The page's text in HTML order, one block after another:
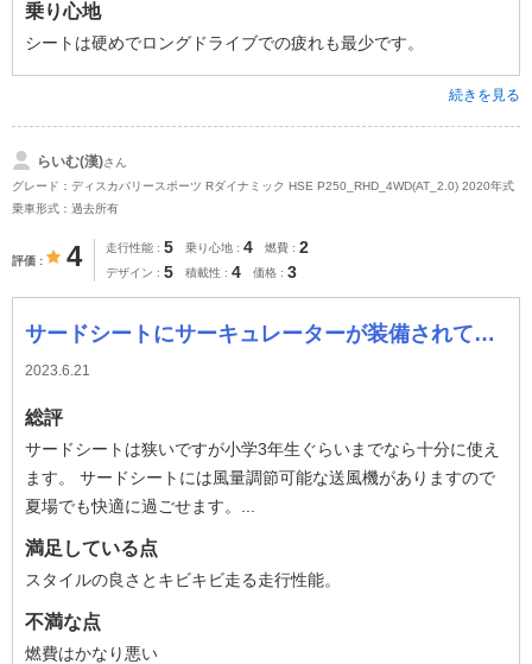
乗り心地
シートは硬めでロングドライブでの疲れも最少です。
続きを見る
らいむ(漢)さん
グレード：ディスカバリースポーツ Rダイナミック HSE P250_RHD_4WD(AT_2.0) 2020年式
乗車形式：過去所有
評価 4 走行性能 5 乗り心地 4 燃費 2
デザイン 5 積載性 4 価格 3
サードシートにサーキュレーターが装備されている。
2023.6.21
総評
サードシートは狭いですが小学3年生ぐらいまでなら十分に使え
ます。 サードシートには風量調節可能な送風機がありますので
夏場でも快適に過ごせます。...
満足している点
スタイルの良さとキビキビ走る走行性能。
不満な点
燃費はかなり悪い